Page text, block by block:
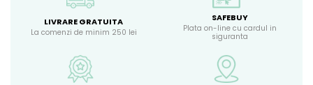
LIVRARE GRATUITA
La comenzi de minim 250 lei
SAFEBUY
Plata on-line cu cardul in
siguranta